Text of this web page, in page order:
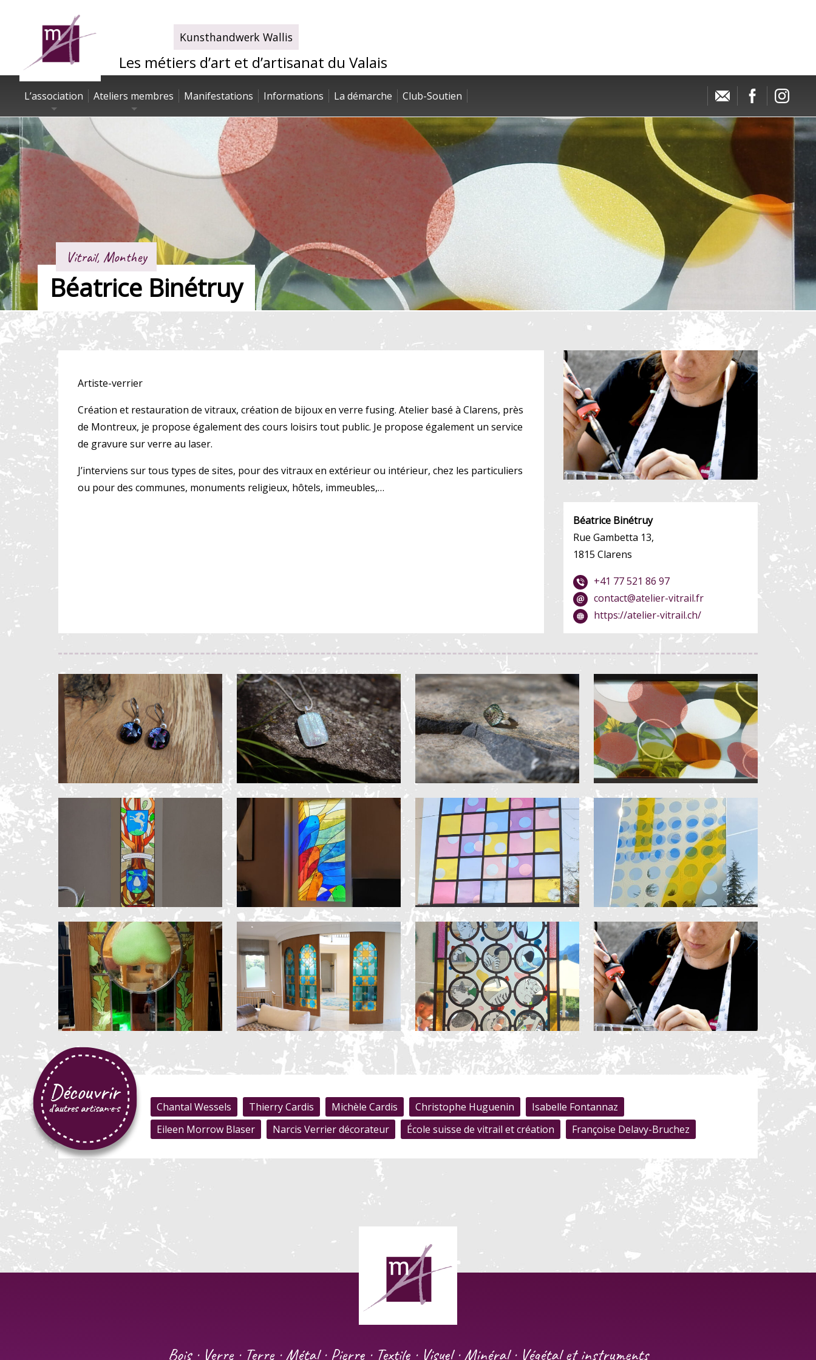
Kunsthandwerk Wallis
Les métiers d’art et d’artisanat du Valais
L’association Ateliers membres Manifestations Informations La démarche Club-Soutien
Vitrail, Monthey
Béatrice Binétruy
Artiste-verrier
Création et restauration de vitraux, création de bijoux en verre fusing. Atelier basé à Clarens, près
de Montreux, je propose également des cours loisirs tout public. Je propose également un service
de gravure sur verre au laser.
J’interviens sur tous types de sites, pour des vitraux en extérieur ou intérieur, chez les particuliers
ou pour des communes, monuments religieux, hôtels, immeubles,…
Béatrice Binétruy
Rue Gambetta 13,
1815 Clarens
+41 77 521 86 97
contact@atelier-vitrail.fr
https://atelier-vitrail.ch/
Chantal Wessels Thierry Cardis Michèle Cardis Christophe Huguenin
Isabelle Fontannaz
Eileen Morrow Blaser
Narcis Verrier décorateur École suisse de vitrail et création Françoise Delavy-Bruchez
Bois · Verre · Terre · Métal · Pierre · Textile · Visuel · Minéral · Végétal et instruments